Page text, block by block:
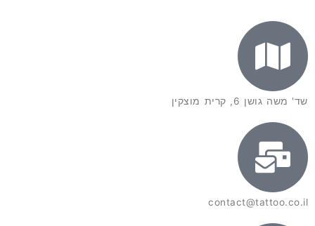
שד' משה גושן 6, קרית מוצקין
contact@tattoo.co.il